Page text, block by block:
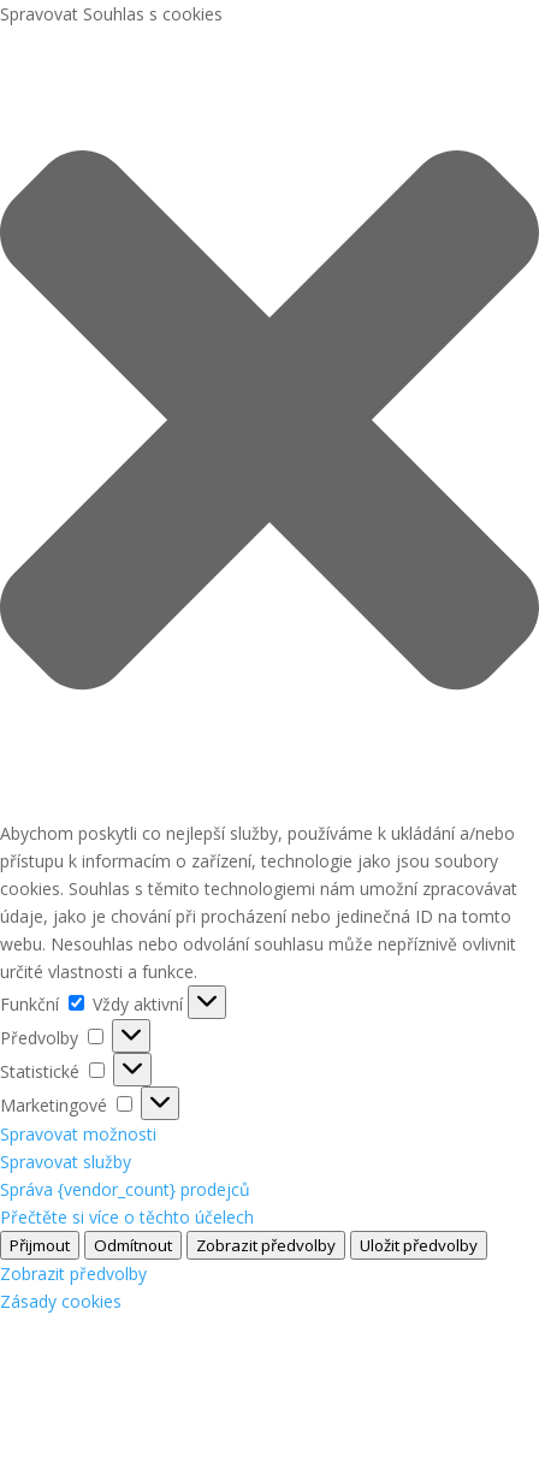
Spravovat Souhlas s cookies
Abychom poskytli co nejlepší služby, používáme k ukládání a/nebo
přístupu k informacím o zařízení, technologie jako jsou soubory
cookies. Souhlas s těmito technologiemi nám umožní zpracovávat
údaje, jako je chování při procházení nebo jedinečná ID na tomto
webu. Nesouhlas nebo odvolání souhlasu může nepříznivě ovlivnit
určité vlastnosti a funkce.
Funkční
Funkční
Vždy aktivní
Předvolby
Předvolby
Statistické
Statistické
Marketingové
Marketingové
Spravovat možnosti
Spravovat služby
Správa {vendor_count} prodejců
Přečtěte si více o těchto účelech
Přijmout Odmítnout Zobrazit předvolby Uložit předvolby
Zobrazit předvolby
Zásady cookies